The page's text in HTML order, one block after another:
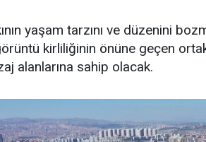
yaşam tarzını ve düzenini
kirliliğinin önüne geçen
alanlarına sahip olacak.